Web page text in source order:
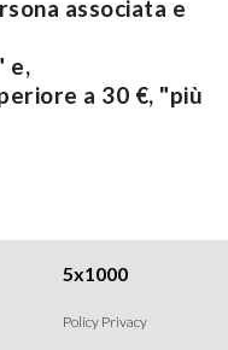
associata e
e,
a 30 €, "più
5x1000
Policy Privacy